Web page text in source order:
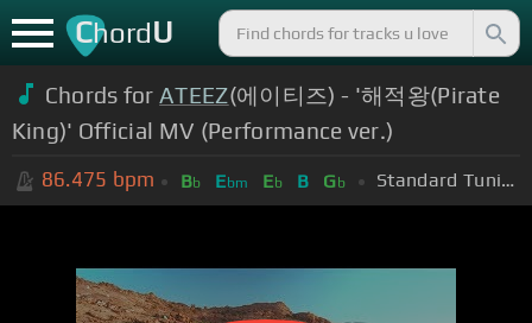
ChordU
Chords for ATEEZ(에이티즈) - '해적왕(Pirate
King)' Official MV (Performance ver.)
86.475 bpm Bb Ebm Eb B Gb Standard Tuning (EADGBE)